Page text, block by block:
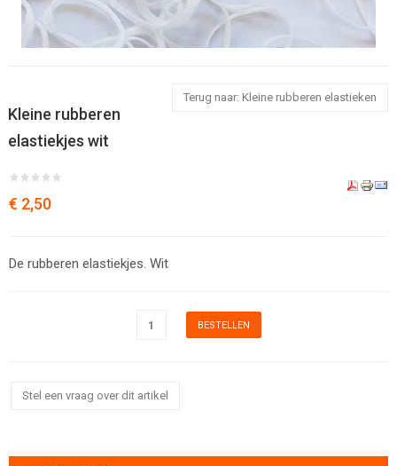
Terug naar: Kleine rubberen elastieken
Kleine rubberen
elastiekjes wit
€ 2,50
De rubberen elastiekjes. Wit
Stel een vraag over dit artikel